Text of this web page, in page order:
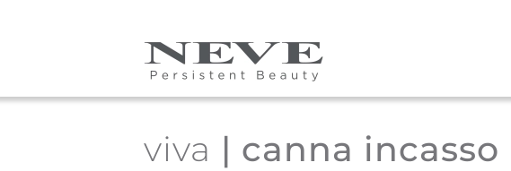
Skip to main content
viva | canna incasso